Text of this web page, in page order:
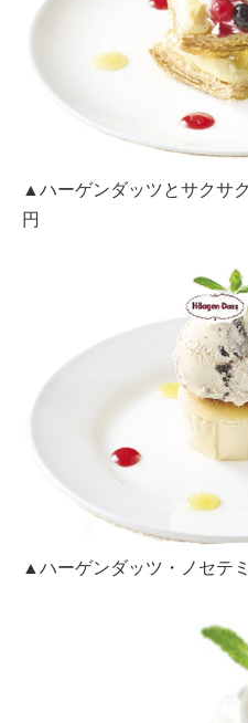
▲ハーゲンダッツとサクサ
円
▲ハーゲンダッツ・ノセテ